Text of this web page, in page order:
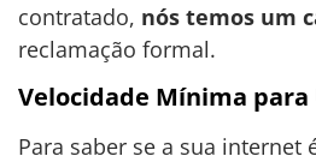
contratado, nós temos um
reclamação formal.
Velocidade Mínima para
Para saber se a sua internet